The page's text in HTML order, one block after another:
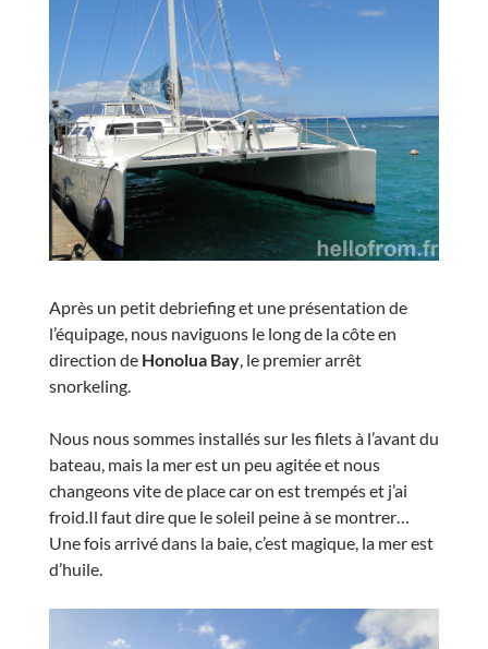
Après un petit debriefing et une présentation de
l’équipage, nous naviguons le long de la côte en
direction de Honolua Bay, le premier arrêt
snorkeling.
Nous nous sommes installés sur les filets à l’avant du
bateau, mais la mer est un peu agitée et nous
changeons vite de place car on est trempés et j’ai
froid.Il faut dire que le soleil peine à se montrer…
Une fois arrivé dans la baie, c’est magique, la mer est
d’huile.